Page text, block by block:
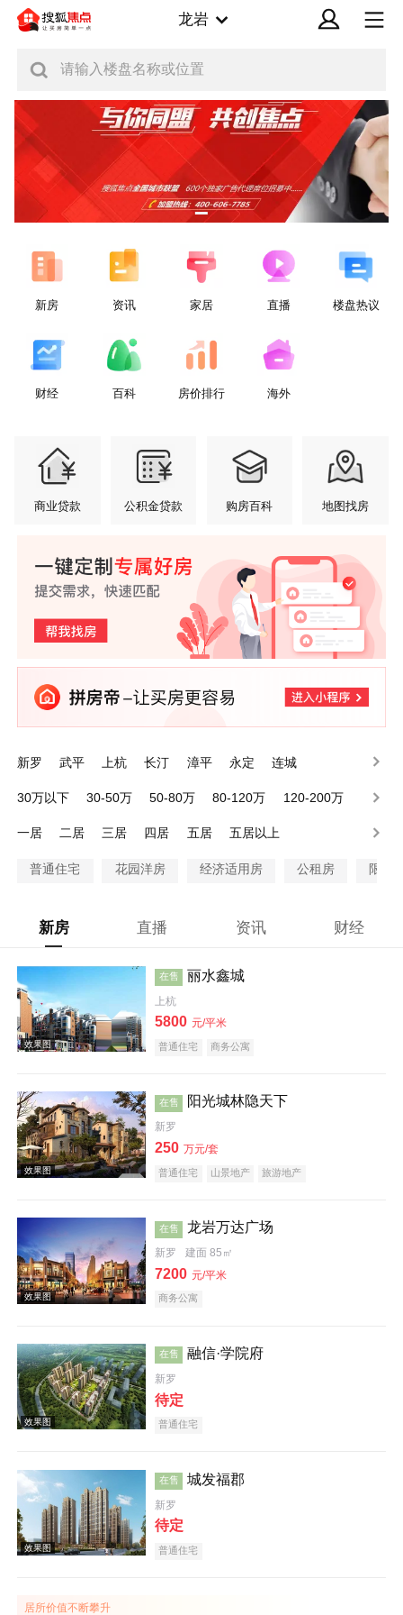
龙岩
请输入楼盘名称或位置
新房 资讯 家居 直播 楼盘热议
财经 百科 房价排行 海外
商业贷款 公积金贷款 购房百科 地图找房
新罗 武平 上杭 长汀 漳平 永定 连城
30万以下 30-50万 50-80万 80-120万
120-200万
一居
二居 三居 四居 五居 五居以上
普通住宅 花园洋房 经济适用房 公租房 限价
新房 直播 资讯 财经
效果图
在售 丽水鑫城
上杭
5800 元/平米
普通住宅 商务公寓
效果图
在售 阳光城林隐天下
新罗
250 万元/套
普通住宅 山景地产 旅游地产
在售 龙岩万达广场
新罗 建面 85㎡
7200 元/平米
商务公寓
在售 融信·学院府
新罗
待定
普通住宅
在售 城发福郡
新罗
待定
普通住宅
居所价值不断攀升